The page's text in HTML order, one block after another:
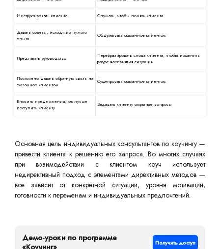
Инструктировать клиента Слушать, чтобы понять клиента
Давать советы, исходя из чужого
опыта
Обдумывать сказанное клиентом
Предлагать руководство
Перефразировать слова клиента, чтобы изменить
ракурс восприятия ситуации
Постоянно давать обратную связь на
сказанное клиентом
Суммировать сказанное клиентом
Вносить предложения, как лучше
поступить клиенту
Задавать клиенту открытые вопросы
Основная цель индивидуальных консультантов по коучингу —
привести клиента к решению его запроса. Во многих случаях
при взаимодействии с клиентом коуч использует
недирективный подход с элементами директивных методов —
все зависит от конкретной ситуации, уровня мотивации,
готовности к переменам и индивидуальных предпочтений.
Демо-уроки по программе
Получить доступ